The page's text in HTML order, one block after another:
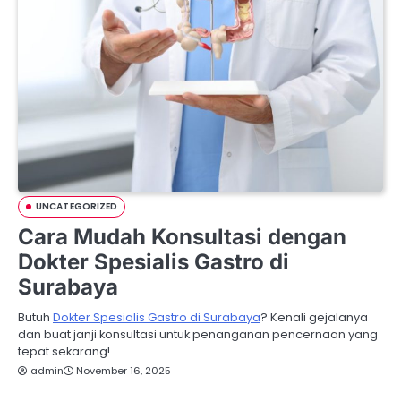
UNCATEGORIZED
Cara Mudah Konsultasi dengan
Dokter Spesialis Gastro di
Surabaya
Butuh Dokter Spesialis Gastro di Surabaya? Kenali gejalanya
dan buat janji konsultasi untuk penanganan pencernaan yang
tepat sekarang!
admin November 16, 2025